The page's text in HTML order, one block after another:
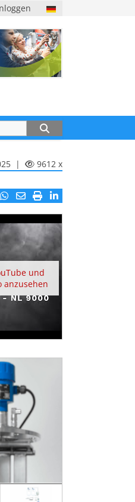
| 9612 x
und
anzusehen